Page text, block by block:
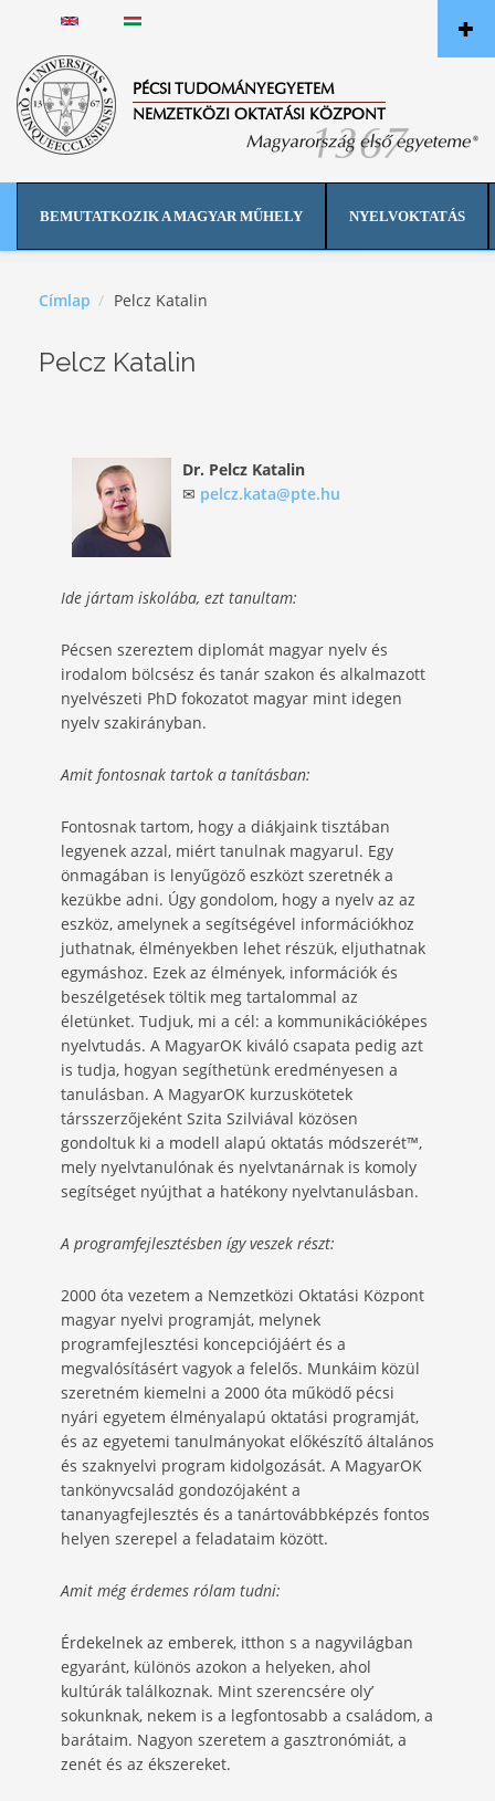
Ugrás a tartalomra
PÉCSI TUDOMÁNYEGYETEM
NEMZETKÖZI OKTATÁSI KÖZPONT
BEMUTATKOZIK A MAGYAR MŰHELY NYELVOKTATÁS
Címlap Pelcz Katalin
Pelcz Katalin
Dr. Pelcz Katalin
✉ pelcz.kata@pte.hu
Ide jártam iskolába, ezt tanultam:
Pécsen szereztem diplomát magyar nyelv és
irodalom bölcsész és tanár szakon és alkalmazott
nyelvészeti PhD fokozatot magyar mint idegen
nyelv szakirányban.
Amit fontosnak tartok a tanításban:
Fontosnak tartom, hogy a diákjaink tisztában
legyenek azzal, miért tanulnak magyarul. Egy
önmagában is lenyűgöző eszközt szeretnék a
kezükbe adni. Úgy gondolom, hogy a nyelv az az
eszköz, amelynek a segítségével információkhoz
juthatnak, élményekben lehet részük, eljuthatnak
egymáshoz. Ezek az élmények, információk és
beszélgetések töltik meg tartalommal az
életünket. Tudjuk, mi a cél: a kommunikációképes
nyelvtudás. A MagyarOK kiváló csapata pedig azt
is tudja, hogyan segíthetünk eredményesen a
tanulásban. A MagyarOK kurzuskötetek
társszerzőjeként Szita Szilviával közösen
gondoltuk ki a modell alapú oktatás módszerét™,
mely nyelvtanulónak és nyelvtanárnak is komoly
segítséget nyújthat a hatékony nyelvtanulásban.
A programfejlesztésben így veszek részt:
2000 óta vezetem a Nemzetközi Oktatási Központ
magyar nyelvi programját, melynek
programfejlesztési koncepciójáért és a
megvalósításért vagyok a felelős. Munkáim közül
szeretném kiemelni a 2000 óta működő pécsi
nyári egyetem élményalapú oktatási programját,
és az egyetemi tanulmányokat előkészítő általános
és szaknyelvi program kidolgozását. A MagyarOK
tankönyvcsalád gondozójaként a
tananyagfejlesztés és a tanártovábbképzés fontos
helyen szerepel a feladataim között.
Amit még érdemes rólam tudni:
Érdekelnek az emberek, itthon s a nagyvilágban
egyaránt, különös azokon a helyeken, ahol
kultúrák találkoznak. Mint szerencsére oly’
sokunknak, nekem is a legfontosabb a családom, a
barátaim. Nagyon szeretem a gasztronómiát, a
zenét és az ékszereket.